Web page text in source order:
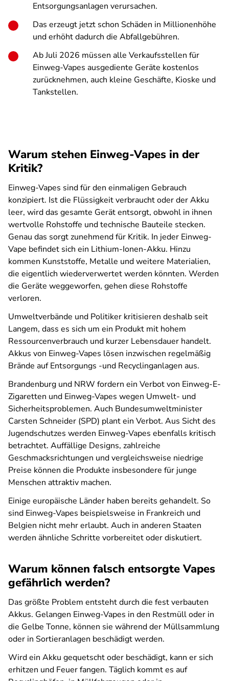
Entsorgungsanlagen verursachen.
Das erzeugt jetzt schon Schäden in Millionenhöhe
und erhöht dadurch die Abfallgebühren.
Ab Juli 2026 müssen alle Verkaufsstellen für
Einweg-Vapes ausgediente Geräte kostenlos
zurücknehmen, auch kleine Geschäfte, Kioske und
Tankstellen.
Warum stehen Einweg-Vapes in der
Kritik?
Einweg-Vapes sind für den einmaligen Gebrauch
konzipiert. Ist die Flüssigkeit verbraucht oder der Akku
leer, wird das gesamte Gerät entsorgt, obwohl in ihnen
wertvolle Rohstoffe und technische Bauteile stecken.
Genau das sorgt zunehmend für Kritik. In jeder Einweg-
Vape befindet sich ein Lithium-Ionen-Akku. Hinzu
kommen Kunststoffe, Metalle und weitere Materialien,
die eigentlich wiederverwertet werden könnten. Werden
die Geräte weggeworfen, gehen diese Rohstoffe
verloren.
Umweltverbände und Politiker kritisieren deshalb seit
Langem, dass es sich um ein Produkt mit hohem
Ressourcenverbrauch und kurzer Lebensdauer handelt.
Akkus von Einweg-Vapes lösen inzwischen regelmäßig
Brände auf Entsorgungs -und Recyclinganlagen aus.
Brandenburg und NRW fordern ein Verbot von Einweg-E-
Zigaretten und Einweg-Vapes wegen Umwelt- und
Sicherheitsproblemen. Auch Bundesumweltminister
Carsten Schneider (SPD) plant ein Verbot. Aus Sicht des
Jugendschutzes werden Einweg-Vapes ebenfalls kritisch
betrachtet. Auffällige Designs, zahlreiche
Geschmacksrichtungen und vergleichsweise niedrige
Preise können die Produkte insbesondere für junge
Menschen attraktiv machen.
Einige europäische Länder haben bereits gehandelt. So
sind Einweg-Vapes beispielsweise in Frankreich und
Belgien nicht mehr erlaubt. Auch in anderen Staaten
werden ähnliche Schritte vorbereitet oder diskutiert.
Warum können falsch entsorgte Vapes
gefährlich werden?
Das größte Problem entsteht durch die fest verbauten
Akkus. Gelangen Einweg-Vapes in den Restmüll oder in
die Gelbe Tonne, können sie während der Müllsammlung
oder in Sortieranlagen beschädigt werden.
Wird ein Akku gequetscht oder beschädigt, kann er sich
erhitzen und Feuer fangen. Täglich kommt es auf